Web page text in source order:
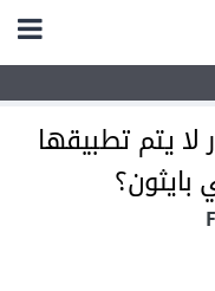
لا يتم تطبيقها